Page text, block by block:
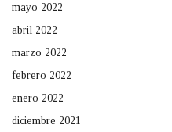
mayo 2022
abril 2022
marzo 2022
febrero 2022
enero 2022
diciembre 2021